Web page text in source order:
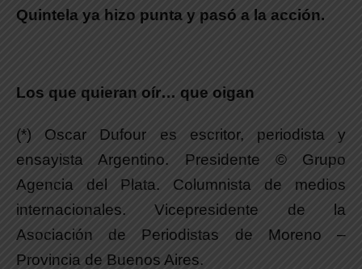
Quintela ya hizo punta y pasó a la acción.
Los que quieran oír… que oigan
(*) Oscar Dufour es escritor, periodista y
ensayista Argentino. Presidente © Grupo
Agencia del Plata. Columnista de medios
internacionales. Vicepresidente de la
Asociación de Periodistas de Moreno –
Provincia de Buenos Aires.